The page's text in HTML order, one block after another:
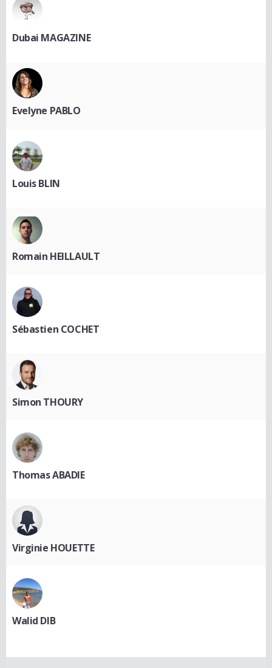
Dubai MAGAZINE
Evelyne PABLO
Louis BLIN
Romain HEILLAULT
Sébastien COCHET
Simon THOURY
Thomas ABADIE
Virginie HOUETTE
Walid DIB